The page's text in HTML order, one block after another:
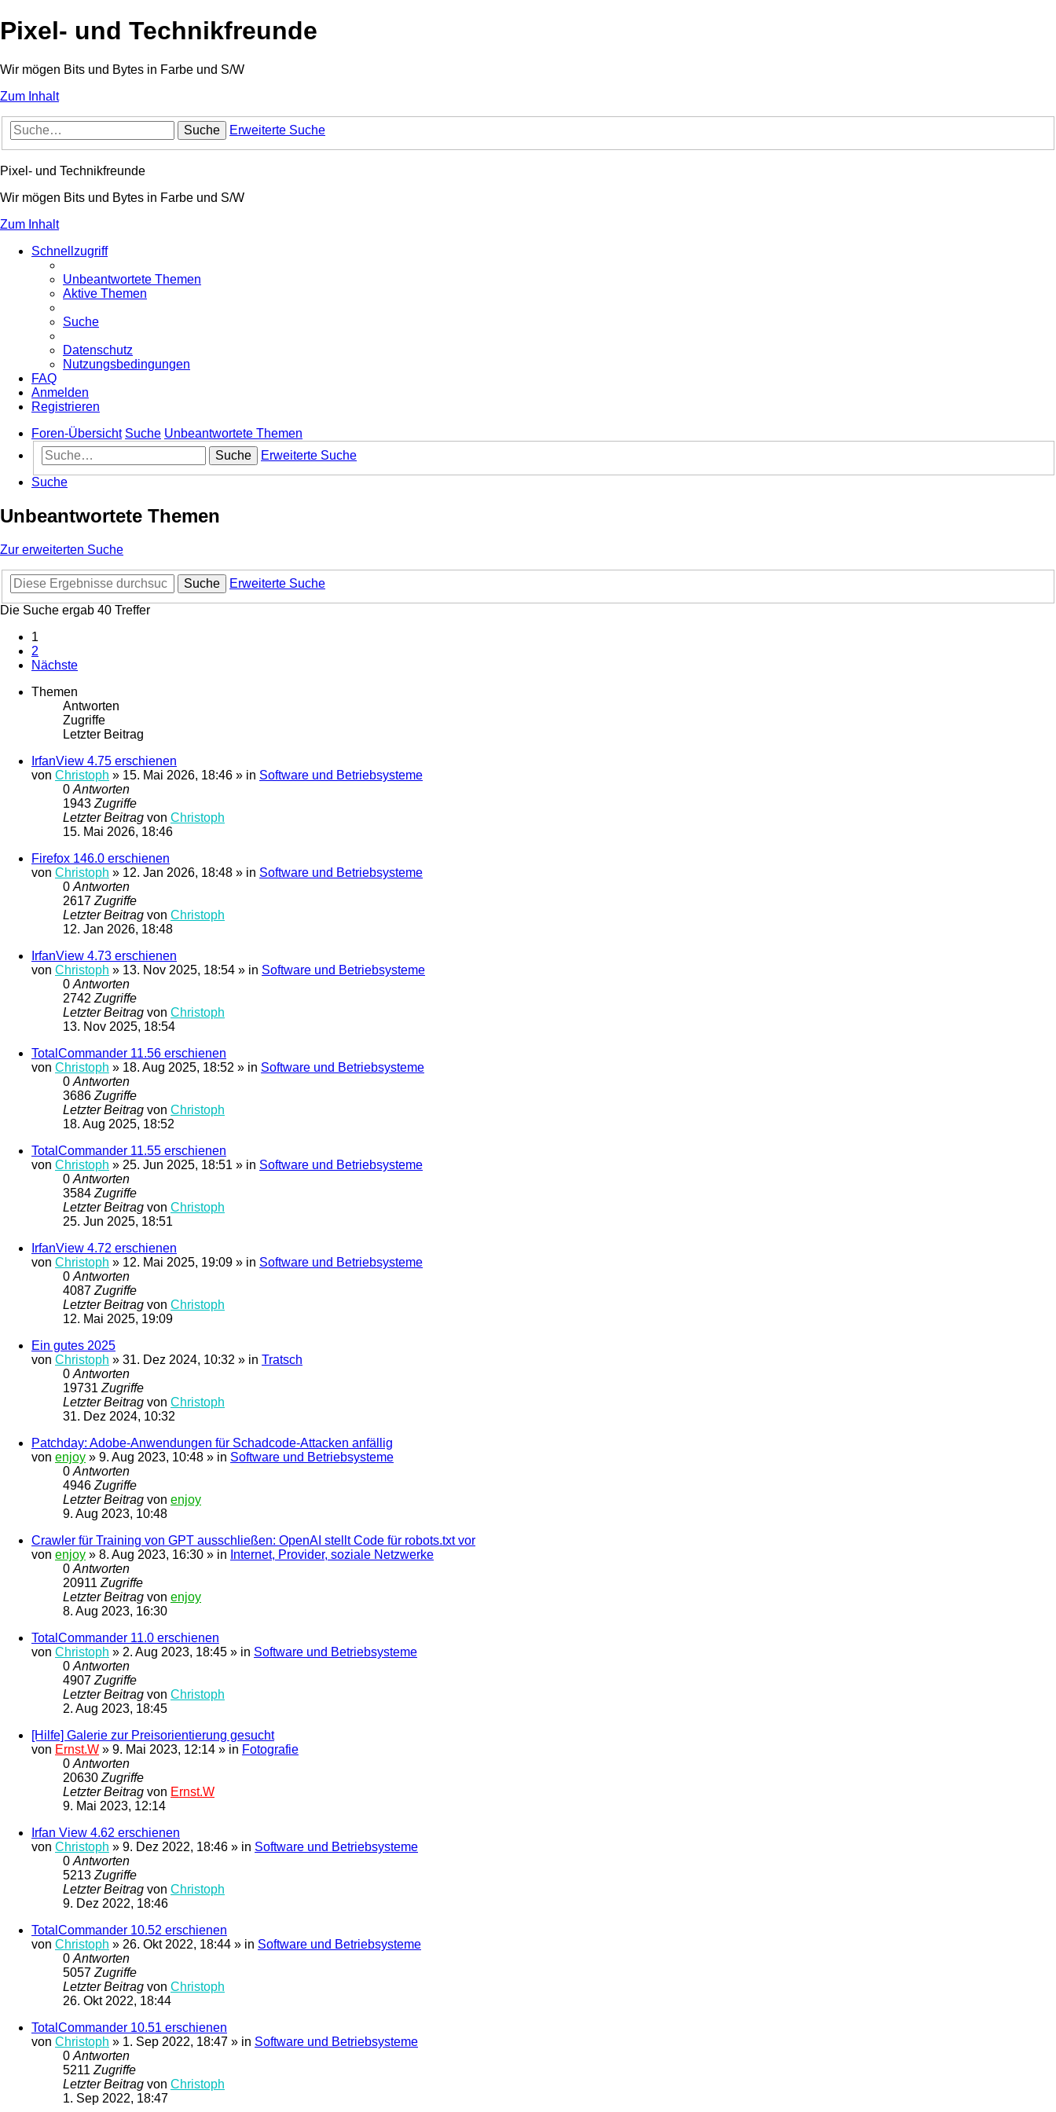
Pixel- und Technikfreunde
Wir mögen Bits und Bytes in Farbe und S/W
Zum Inhalt
Suche Erweiterte Suche
Pixel- und Technikfreunde
Wir mögen Bits und Bytes in Farbe und S/W
Zum Inhalt
Schnellzugriff
Unbeantwortete Themen
Aktive Themen
Suche
Datenschutz
Nutzungsbedingungen
FAQ
Anmelden
Registrieren
Foren-Übersicht Suche Unbeantwortete Themen
Suche
Erweiterte Suche
Suche
Unbeantwortete Themen
Zur erweiterten Suche
Suche
Erweiterte Suche
Die Suche ergab 40 Treffer
1
2
Nächste
Themen
Antworten
Zugriffe
Letzter Beitrag
IrfanView 4.75 erschienen
von Christoph » 15. Mai 2026, 18:46 » in Software und Betriebsysteme
0Antworten
1943Zugriffe
Letzter Beitrag von Christoph
15. Mai 2026, 18:46
Firefox 146.0 erschienen
von Christoph » 12. Jan 2026, 18:48 » in Software und Betriebsysteme
0Antworten
2617Zugriffe
Letzter Beitrag von Christoph
12. Jan 2026, 18:48
IrfanView 4.73 erschienen
von Christoph » 13. Nov 2025, 18:54 » in Software und Betriebsysteme
0Antworten
2742Zugriffe
Letzter Beitrag von Christoph
13. Nov 2025, 18:54
TotalCommander 11.56 erschienen
von Christoph » 18. Aug 2025, 18:52 » in Software und Betriebsysteme
0Antworten
3686Zugriffe
Letzter Beitrag von Christoph
18. Aug 2025, 18:52
TotalCommander 11.55 erschienen
von Christoph » 25. Jun 2025, 18:51 » in Software und Betriebsysteme
0Antworten
3584Zugriffe
Letzter Beitrag von Christoph
25. Jun 2025, 18:51
IrfanView 4.72 erschienen
von Christoph » 12. Mai 2025, 19:09 » in Software und Betriebsysteme
0Antworten
4087Zugriffe
Letzter Beitrag von Christoph
12. Mai 2025, 19:09
Ein gutes 2025
von Christoph » 31. Dez 2024, 10:32 » in Tratsch
0Antworten
19731Zugriffe
Letzter Beitrag von Christoph
31. Dez 2024, 10:32
Patchday: Adobe-Anwendungen für Schadcode-Attacken anfällig
von enjoy » 9. Aug 2023, 10:48 » in Software und Betriebsysteme
0Antworten
4946Zugriffe
Letzter Beitrag von enjoy
9. Aug 2023, 10:48
Crawler für Training von GPT ausschließen: OpenAI stellt Code für robots.txt vor
von enjoy » 8. Aug 2023, 16:30 » in Internet, Provider, soziale Netzwerke
0Antworten
20911Zugriffe
Letzter Beitrag von enjoy
8. Aug 2023, 16:30
TotalCommander 11.0 erschienen
von Christoph » 2. Aug 2023, 18:45 » in Software und Betriebsysteme
0Antworten
4907Zugriffe
Letzter Beitrag von Christoph
2. Aug 2023, 18:45
[Hilfe] Galerie zur Preisorientierung gesucht
von Ernst.W » 9. Mai 2023, 12:14 » in Fotografie
0Antworten
20630Zugriffe
Letzter Beitrag von Ernst.W
9. Mai 2023, 12:14
Irfan View 4.62 erschienen
von Christoph » 9. Dez 2022, 18:46 » in Software und Betriebsysteme
0Antworten
5213Zugriffe
Letzter Beitrag von Christoph
9. Dez 2022, 18:46
TotalCommander 10.52 erschienen
von Christoph » 26. Okt 2022, 18:44 » in Software und Betriebsysteme
0Antworten
5057Zugriffe
Letzter Beitrag von Christoph
26. Okt 2022, 18:44
TotalCommander 10.51 erschienen
von Christoph » 1. Sep 2022, 18:47 » in Software und Betriebsysteme
0Antworten
5211Zugriffe
Letzter Beitrag von Christoph
1. Sep 2022, 18:47